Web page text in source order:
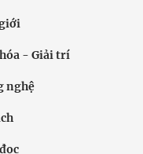
- Giải trí
nghệ